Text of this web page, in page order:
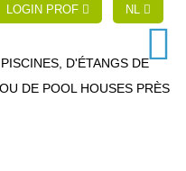
LOGIN PROF NL
D'ÉTANGS DE
DE POOL HOUSES PRÈS